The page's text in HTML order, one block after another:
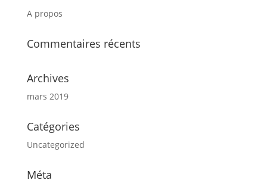
A propos
Commentaires récents
Archives
mars 2019
Catégories
Uncategorized
Méta